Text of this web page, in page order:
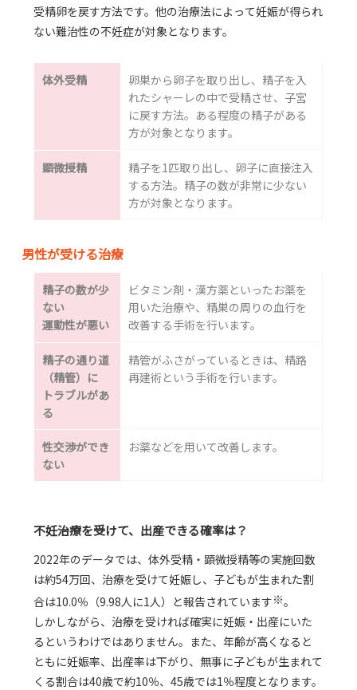
受精卵を戻す方法です。他の治療法によって妊娠が得られ
ない難治性の不妊症が対象となります。
体外受精
卵巣から卵子を取り出し、精子を入
れたシャーレの中で受精させ、子宮
に戻す方法。ある程度の精子がある
方が対象となります。
顕微授精
精子を1匹取り出し、卵子に直接注入
する方法。精子の数が非常に少ない
方が対象となります。
男性が受ける治療
精子の数が少
ない
運動性が悪い
ビタミン剤・漢方薬といったお薬を
用いた治療や、精巣の周りの血行を
改善する手術を行います。
精子の通り道
（精管）に
トラブルがあ
る
精管がふさがっているときは、精路
再建術という手術を行います。
性交渉ができ
ない
お薬などを用いて改善します。
不妊治療を受けて、出産できる確率は？
2022年のデータでは、体外受精・顕微授精等の実施回数
は約54万回、治療を受けて妊娠し、子どもが生まれた割
合は10.0％（9.98人に1人）と報告されています※。
しかしながら、治療を受ければ確実に妊娠・出産にいた
るというわけではありません。また、年齢が高くなると
ともに妊娠率、出産率は下がり、無事に子どもが生まれて
くる割合は40歳で約10％、45歳では1％程度となります。